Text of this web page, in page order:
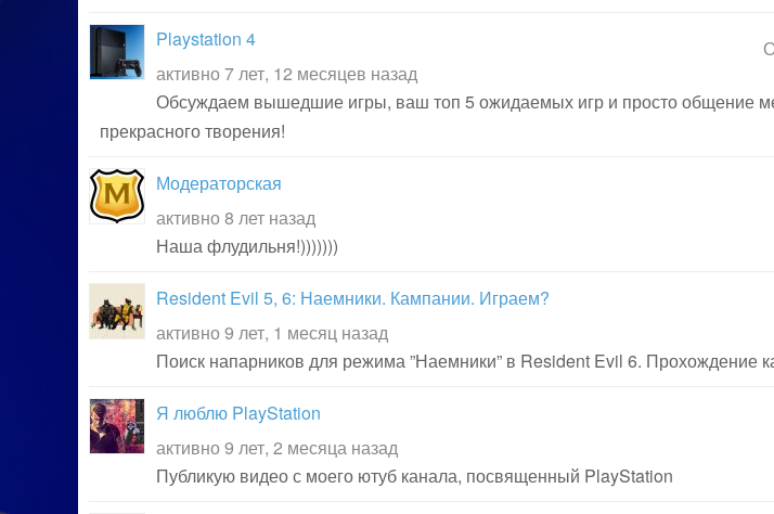
Playstation 4
активно 7 лет, 12 месяцев назад
Обсуждаем вышедшие игры, ваш топ 5 ожидаемых игр и просто общение
прекрасного творения!
Модераторская
активно 8 лет назад
Наша флудильня!)))))))
Resident Evil 5, 6: Наемники. Кампании. Играем?
активно 9 лет, 1 месяц назад
Поиск напарников для режима ”Наемники” в Resident Evil 6. Прохождение
Я люблю PlayStation
активно 9 лет, 2 месяца назад
Публикую видео с моего ютуб канала, посвященный PlayStation